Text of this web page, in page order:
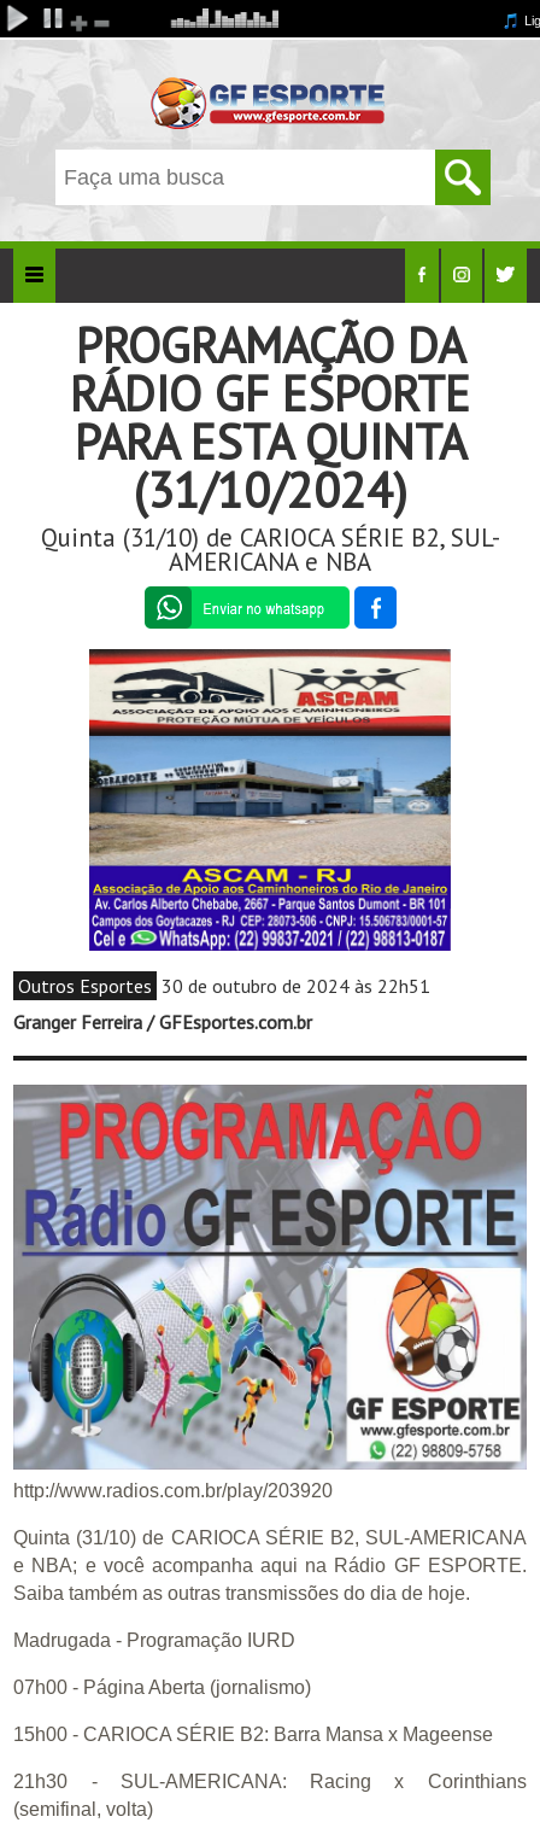
PROGRAMAÇÃO DA
RÁDIO GF ESPORTE
PARA ESTA QUINTA
(31/10/2024)
Quinta (31/10) de CARIOCA SÉRIE B2, SUL-
AMERICANA e NBA
Outros Esportes 30 de outubro de 2024 às 22h51
Granger Ferreira / GFEsportes.com.br
http://www.radios.com.br/play/203920
Quinta (31/10) de CARIOCA SÉRIE B2, SUL-AMERICANA
e NBA; e você acompanha aqui na Rádio GF ESPORTE.
Saiba também as outras transmissões do dia de hoje.
Madrugada - Programação IURD
07h00 - Página Aberta (jornalismo)
15h00 - CARIOCA SÉRIE B2: Barra Mansa x Mageense
21h30 - SUL-AMERICANA: Racing x Corinthians
(semifinal, volta)